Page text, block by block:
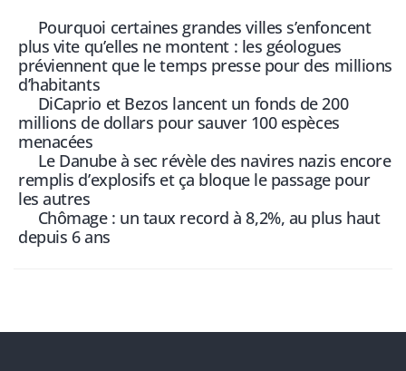
Pourquoi certaines grandes villes s’enfoncent
plus vite qu’elles ne montent : les géologues
préviennent que le temps presse pour des millions
d’habitants
DiCaprio et Bezos lancent un fonds de 200
millions de dollars pour sauver 100 espèces
menacées
Le Danube à sec révèle des navires nazis encore
remplis d’explosifs et ça bloque le passage pour
les autres
Chômage : un taux record à 8,2%, au plus haut
depuis 6 ans